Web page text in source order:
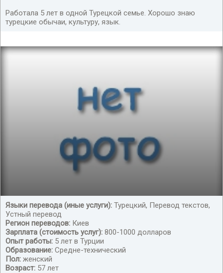
Работала 5 лет в одной Турецкой семье. Хорошо знаю
турецкие обычаи, культуру, язык.
Ищу работу по Украине.
Языки перевода (иные услуги): Турецкий, Перевод текстов,
Устный перевод
Регион переводов: Киев
Зарплата (стоимость услуг): 800-1000 долларов
Опыт работы: 5 лет в Турции
Образование: Средне-технический
Пол: женский
Возраст: 57 лет